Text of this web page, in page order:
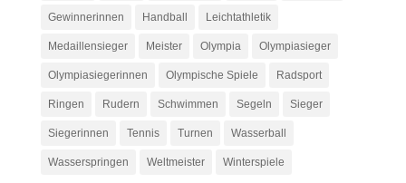
Gewinnerinnen Handball Leichtathletik
Medaillensieger Meister Olympia Olympiasieger
Olympiasiegerinnen Olympische Spiele Radsport
Ringen Rudern Schwimmen Segeln Sieger
Siegerinnen Tennis Turnen Wasserball
Wasserspringen Weltmeister Winterspiele